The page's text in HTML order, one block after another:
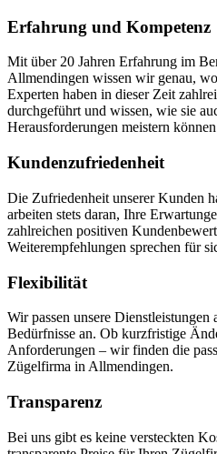
Erfahrung und Kompetenz
Mit über 20 Jahren Erfahrung im
Allmendingen wissen wir genau,
Experten haben in dieser Zeit
durchgeführt und wissen, wie sie
Herausforderungen meistern
Kundenzufriedenheit
Die Zufriedenheit unserer Kunden
arbeiten stets daran, Ihre
zahlreichen positiven
Weiterempfehlungen sprechen für
Flexibilität
Wir passen unsere
Bedürfnisse an. Ob kurzfristige
Anforderungen – wir finden die
Zügelfirma in Allmendingen.
Transparenz
Bei uns gibt es keine versteckten